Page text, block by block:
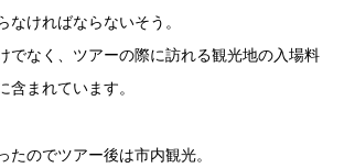
なければならないそう。
でなく、ツアーの際に訪れる観光地の入場料
含まれています。
たのでツアー後は市内観光。